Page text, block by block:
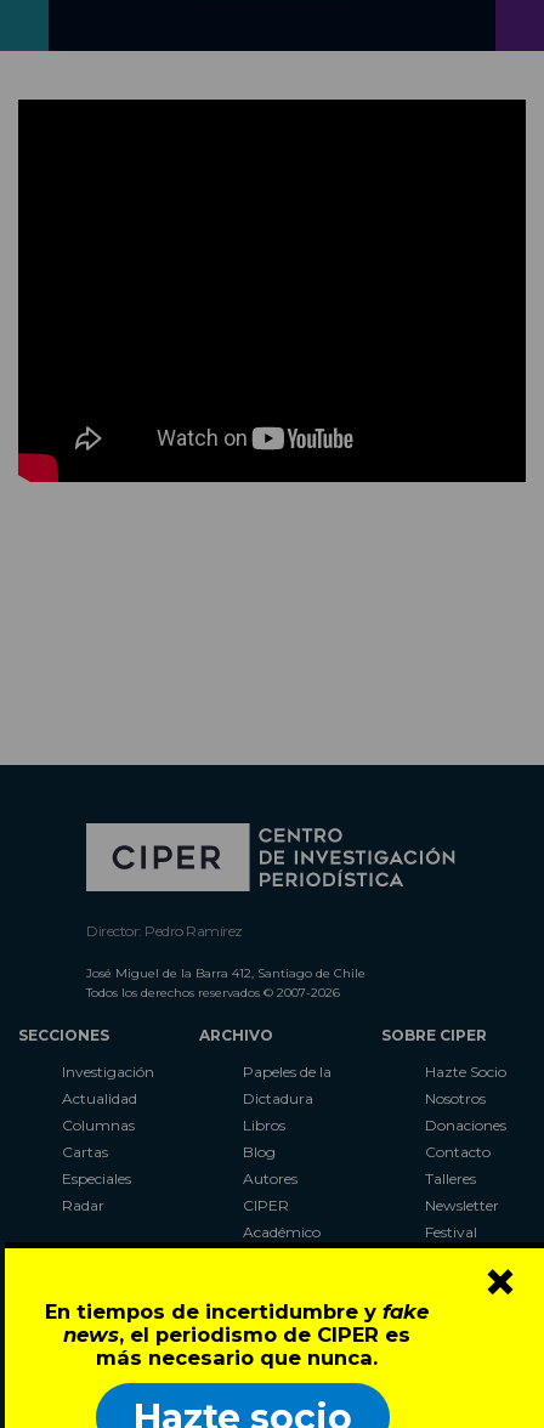
En tiempos de incertidumbre y fake
news, el periodismo de CIPER es
más necesario que nunca.
Hazte socio
×
Director: Pedro Ramírez
José Miguel de la Barra 412, Santiago de Chile
Todos los derechos reservados © 2007-2026
SECCIONES
Investigación
Actualidad
Columnas
Cartas
Especiales
Radar
ARCHIVO
Papeles de la
Dictadura
Libros
Blog
Autores
CIPER
Académico
Al Plebiscito
con CIPER
SOBRE CIPER
Hazte Socio
Nosotros
Donaciones
Contacto
Talleres
Newsletter
Festival